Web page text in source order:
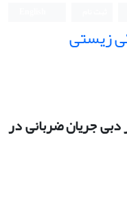
زیستی
جریان ضربانی در